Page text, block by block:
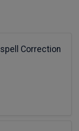
Correction